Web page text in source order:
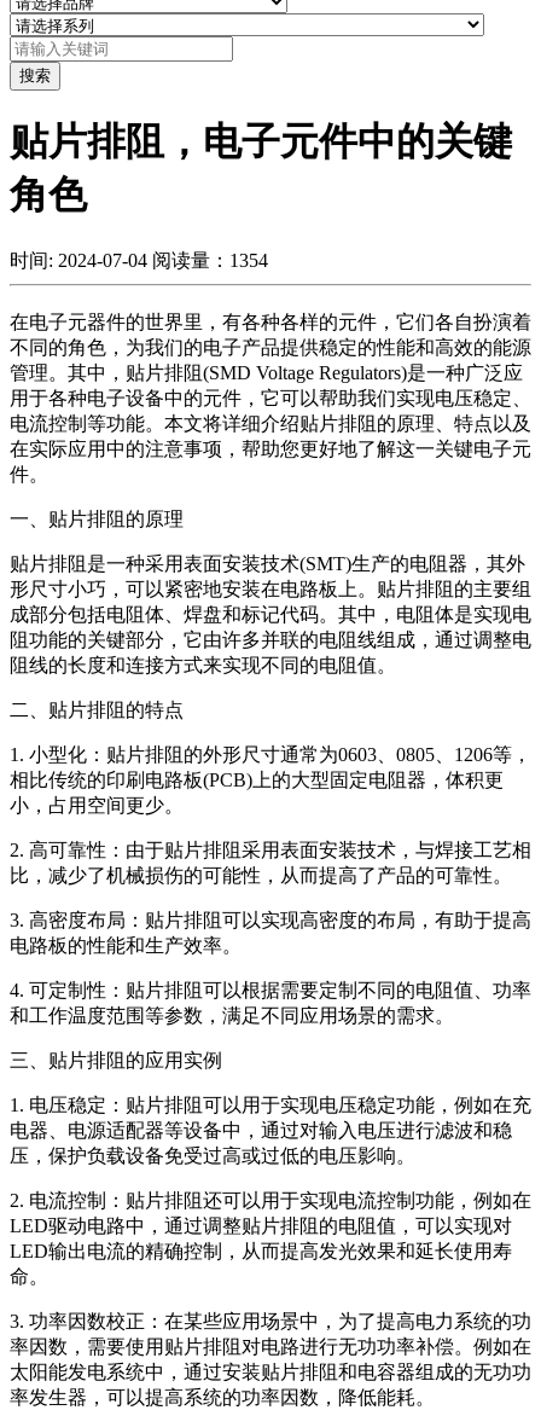
搜索
贴片排阻，电子元件中的关键
角色
时间: 2024-07-04 阅读量：1354
在电子元器件的世界里，有各种各样的元件，它们各自扮演着
不同的角色，为我们的电子产品提供稳定的性能和高效的能源
管理。其中，贴片排阻(SMD Voltage Regulators)是一种广泛应
用于各种电子设备中的元件，它可以帮助我们实现电压稳定、
电流控制等功能。本文将详细介绍贴片排阻的原理、特点以及
在实际应用中的注意事项，帮助您更好地了解这一关键电子元
件。
一、贴片排阻的原理
贴片排阻是一种采用表面安装技术(SMT)生产的电阻器，其外
形尺寸小巧，可以紧密地安装在电路板上。贴片排阻的主要组
成部分包括电阻体、焊盘和标记代码。其中，电阻体是实现电
阻功能的关键部分，它由许多并联的电阻线组成，通过调整电
阻线的长度和连接方式来实现不同的电阻值。
二、贴片排阻的特点
1. 小型化：贴片排阻的外形尺寸通常为0603、0805、1206等，
相比传统的印刷电路板(PCB)上的大型固定电阻器，体积更
小，占用空间更少。
2. 高可靠性：由于贴片排阻采用表面安装技术，与焊接工艺相
比，减少了机械损伤的可能性，从而提高了产品的可靠性。
3. 高密度布局：贴片排阻可以实现高密度的布局，有助于提高
电路板的性能和生产效率。
4. 可定制性：贴片排阻可以根据需要定制不同的电阻值、功率
和工作温度范围等参数，满足不同应用场景的需求。
三、贴片排阻的应用实例
1. 电压稳定：贴片排阻可以用于实现电压稳定功能，例如在充
电器、电源适配器等设备中，通过对输入电压进行滤波和稳
压，保护负载设备免受过高或过低的电压影响。
2. 电流控制：贴片排阻还可以用于实现电流控制功能，例如在
LED驱动电路中，通过调整贴片排阻的电阻值，可以实现对
LED输出电流的精确控制，从而提高发光效果和延长使用寿
命。
3. 功率因数校正：在某些应用场景中，为了提高电力系统的功
率因数，需要使用贴片排阻对电路进行无功功率补偿。例如在
太阳能发电系统中，通过安装贴片排阻和电容器组成的无功功
率发生器，可以提高系统的功率因数，降低能耗。